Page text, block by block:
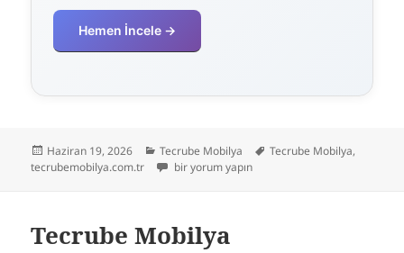
Hemen İncele →
Yayın
tarihi
Haziran 19, 2026 Kategoriler
Tecrube Mobilya Etiketler
Tecrube Mobilya,
tecrubemobilya.com.tr
Tecrube Mobilya için
bir yorum yapın
Tecrube Mobilya